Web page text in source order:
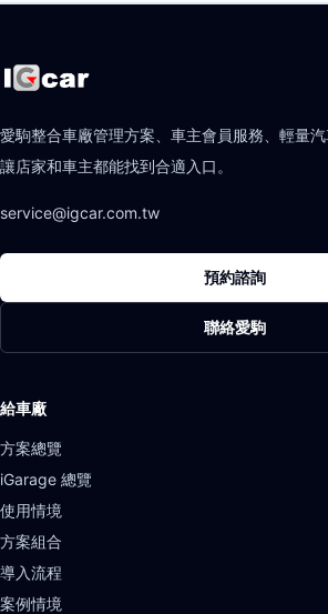
愛駒整合車廠管理方案、車主會員服務、輕量汽
讓店家和車主都能找到合適入口。
service@igcar.com.tw
預約諮詢
聯絡愛駒
給車廠
方案總覽
iGarage 總覽
使用情境
方案組合
導入流程
案例情境